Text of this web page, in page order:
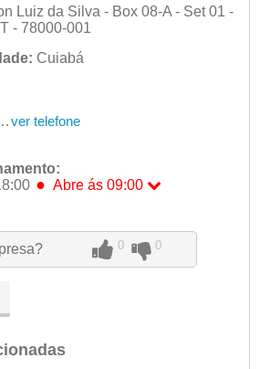
Luiz da Silva - Box 08-A - Set 01 -
- 78000-001
Cuiabá
ver telefone
● Abre ás 09:00
●Abre ás 09:00
0 0